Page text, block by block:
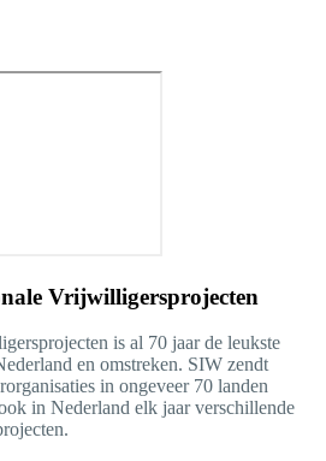
Vrijwilligersprojecten
is al 70 jaar de leukste
en omstreken. SIW zendt
in ongeveer 70 landen
in Nederland elk jaar verschillende